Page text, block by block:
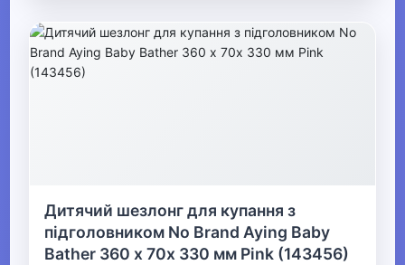
Дитячий шезлонг для купання з
підголовником No Brand Aying Baby
Bather 360 х 70х 330 мм Pink (143456)